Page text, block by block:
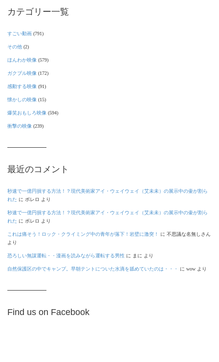
カテゴリー一覧
すごい動画 (791)
その他 (2)
ほんわか映像 (579)
ガクブル映像 (172)
感動する映像 (91)
懐かしの映像 (15)
爆笑おもしろ映像 (594)
衝撃の映像 (239)
最近のコメント
秒速で一億円損する方法！？現代美術家アイ・ウェイウェイ（艾未未）の展示中の壷が割ら
れた に ボレロ より
秒速で一億円損する方法！？現代美術家アイ・ウェイウェイ（艾未未）の展示中の壷が割ら
れた に ボレロ より
これは痛そう！ロック・クライミング中の青年が落下！岩壁に激突！ に 不思議な名無しさん
より
恐ろしい無謀運転・・漫画を読みながら運転する男性 に まに より
自然保護区の中でキャンプ。早朝テントについた水滴を舐めていたのは・・・ に wow より
Find us on Facebook